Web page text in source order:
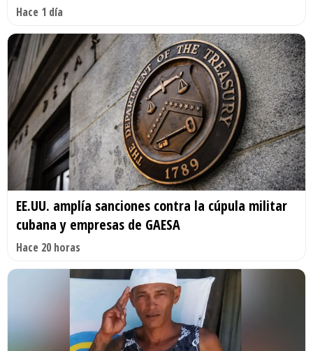
Hace 1 día
EE.UU. amplía sanciones contra la cúpula militar
cubana y empresas de GAESA
Hace 20 horas